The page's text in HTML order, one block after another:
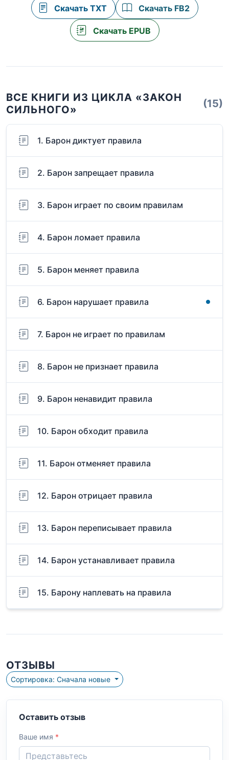
Скачать TXT Скачать FB2
Скачать EPUB
ВСЕ КНИГИ ИЗ ЦИКЛА «ЗАКОН
СИЛЬНОГО»
(15)
1. Барон диктует правила
2. Барон запрещает правила
3. Барон играет по своим правилам
4. Барон ломает правила
5. Барон меняет правила
6. Барон нарушает правила
7. Барон не играет по правилам
8. Барон не признает правила
9. Барон ненавидит правила
10. Барон обходит правила
11. Барон отменяет правила
12. Барон отрицает правила
13. Барон переписывает правила
14. Барон устанавливает правила
15. Барону наплевать на правила
ОТЗЫВЫ
Сортировка: Сначала новые
Оставить отзыв
Ваше имя *